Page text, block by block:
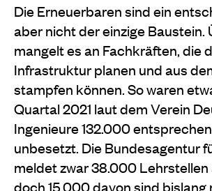
Die Erneuerbaren sind ein
aber nicht der einzige Baustein.
mangelt es an Fachkräften, die
Infrastruktur planen und aus
stampfen können. So waren
Quartal 2021 laut dem Verein
Ingenieure 132.000
unbesetzt. Die Bundesagentur
meldet zwar 38.000 Lehrstellen
doch 15.000 davon sind